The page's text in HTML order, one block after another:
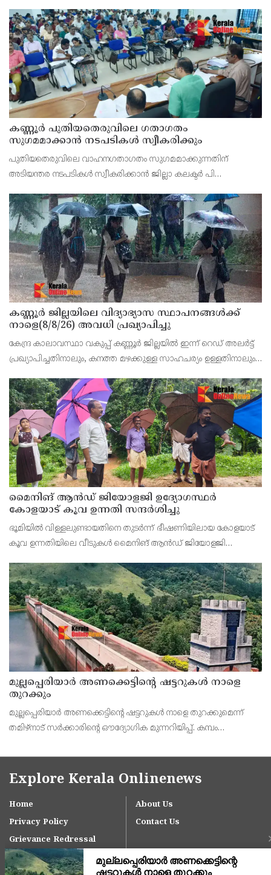
കണ്ണൂർ പുതിയതെരുവിലെ ഗതാഗതം
സുഗമമാക്കാന്‍ നടപടികള്‍ സ്വീകരിക്കും
പുതിയതെരുവിലെ വാഹനഗതാഗതം സുഗമമാക്കുന്നതിന്
അടിയന്തര നടപടികള്‍ സ്വീകരിക്കാന്‍ ജില്ലാ കലക്ടര്‍ പി
കണ്ണൂർ ജില്ലയിലെ വിദ്യാഭ്യാസ സ്ഥാപനങ്ങള്‍ക്ക്
നാളെ(8/8/26) അവധി പ്രഖ്യാപിച്ചു
കേന്ദ്ര കാലാവസ്ഥാ വകുപ്പ് കണ്ണൂർ ജില്ലയിൽ ഇന്ന് റെഡ് അലർട്ട്
പ്രഖ്യാപിച്ചതിനാലും, കനത്ത മഴക്കുള്ള സാഹചര്യം ഉള്ളതിനാലും,
സ്ഥാപനങ്ങൾക്കും നാളെ (08/08
മൈനിങ് ആൻഡ്​ ജിയോളജി ഉദ്യോഗസ്ഥർ
കോളയാട് കൂവ ഉന്നതി സന്ദർശിച്ചു
ഭൂമിയിൽ വിള്ളലുണ്ടായതിനെ തുടർന്ന് ഭീഷണിയിലായ കോളയാട്
കൂവ ഉന്നതിയിലെ വീടുകൾ മൈനിങ് ആൻഡ് ജിയോളജി
മാറ്റിപ്പാർപ്പിക്കുന്നതിന് അടിയന്തര നടപടി സ്വീകരിക്കണമ
മുല്ലപ്പെരിയാർ അണക്കെട്ടിന്റെ ഷട്ടറുകൾ നാളെ
തുറക്കും
മുല്ലപ്പെരിയാർ അണക്കെട്ടിന്റെ ഷട്ടറുകൾ നാളെ തുറക്കുമെന്ന്
തമിഴ്‌നാട് സർക്കാരിന്റെ ഔദ്യോഗിക മുന്നറിയിപ്പ്. കമ്പം
ജലം തുറന്നുവിടുന്ന ചടങ്ങിൽ തമിഴ്ന
Explore Kerala Onlinenews
Home
About Us
Privacy Policy
Contact Us
Grievance Redressal